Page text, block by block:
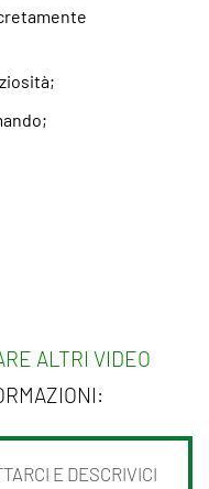
ALTRI VIDEO
E DESCRIVICI